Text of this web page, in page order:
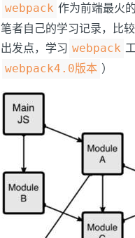
webpack 作为前端最火
笔者自己的学习记录，比
出发点，学习 webpack
webpack4.0版本 ）